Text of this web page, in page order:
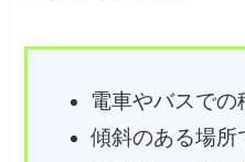
電車やバスでの
傾斜のある場所